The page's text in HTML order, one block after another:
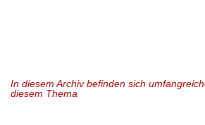
In diesem Archiv befinden sich
diesem Thema